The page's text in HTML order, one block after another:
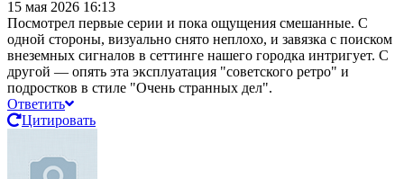
15 мая 2026 16:13
Посмотрел первые серии и пока ощущения смешанные. С
одной стороны, визуально снято неплохо, и завязка с поиском
внеземных сигналов в сеттинге нашего городка интригует. С
другой — опять эта эксплуатация "советского ретро" и
подростков в стиле "Очень странных дел".
Ответить
Цитировать